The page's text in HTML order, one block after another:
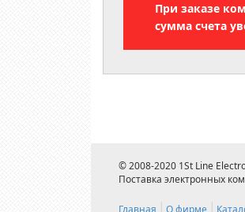
При заказе
сумма счета
© 2008-2020 1St Line
Поставка электронных
Главная О фирме